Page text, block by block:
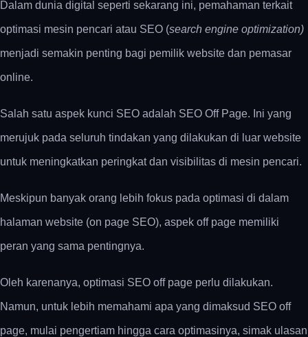
Dalam dunia digital seperti sekarang ini, pemahaman terkait
optimasi mesin pencari atau SEO (search engine optimization)
menjadi semakin penting bagi pemilik website dan pemasar
online.
Salah satu aspek kunci SEO adalah SEO Off Page. Ini yang
merujuk pada seluruh tindakan yang dilakukan di luar website
untuk meningkatkan peringkat dan visibilitas di mesin pencari.
Meskipun banyak orang lebih fokus pada optimasi di dalam
halaman website (on page SEO), aspek off page memiliki
peran yang sama pentingnya.
Oleh karenanya, optimasi SEO off page perlu dilakukan.
Namun, untuk lebih memahami apa yang dimaksud SEO off
page, mulai pengertiam hingga cara optimasinya, simak ulasan